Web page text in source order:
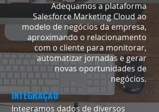
Adequamos a plataforma
Salesforce Marketing Cloud ao
modelo de negócios da empresa,
aproximando o relacionamento
com o cliente para monitorar,
automatizar jornadas e gerar
novas oportunidades de
negócios.
INTEGRAÇÃO
Integramos dados de diversos